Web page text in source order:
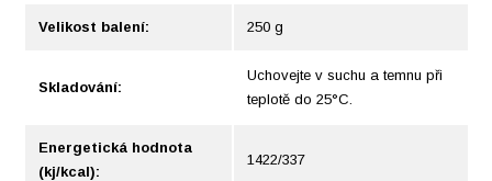
Velikost balení: 250 g
Skladování:
Uchovejte v suchu a temnu při
teplotě do 25°C.
Energetická hodnota
(kj/kcal):
1422/337